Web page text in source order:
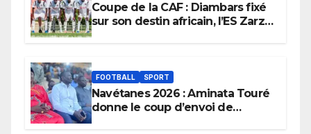
Coupe de la CAF : Diambars fixé
sur son destin africain, l’ES Zarzis
FOOTBALL SPORT
Navétanes 2026 : Aminata Touré
donne le coup d’envoi de